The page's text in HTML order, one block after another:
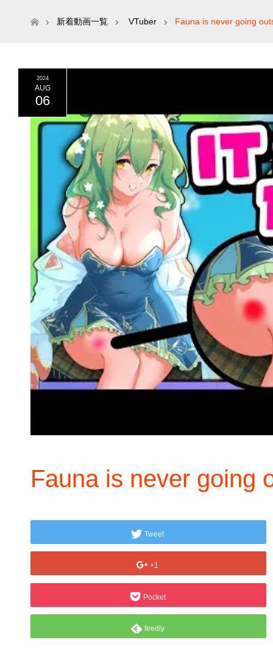
ホーム新着動画一覧 VTuber Fauna is never going
2024
AUG
06
Fauna is never going
Tweet
+1
Pocket
feedly